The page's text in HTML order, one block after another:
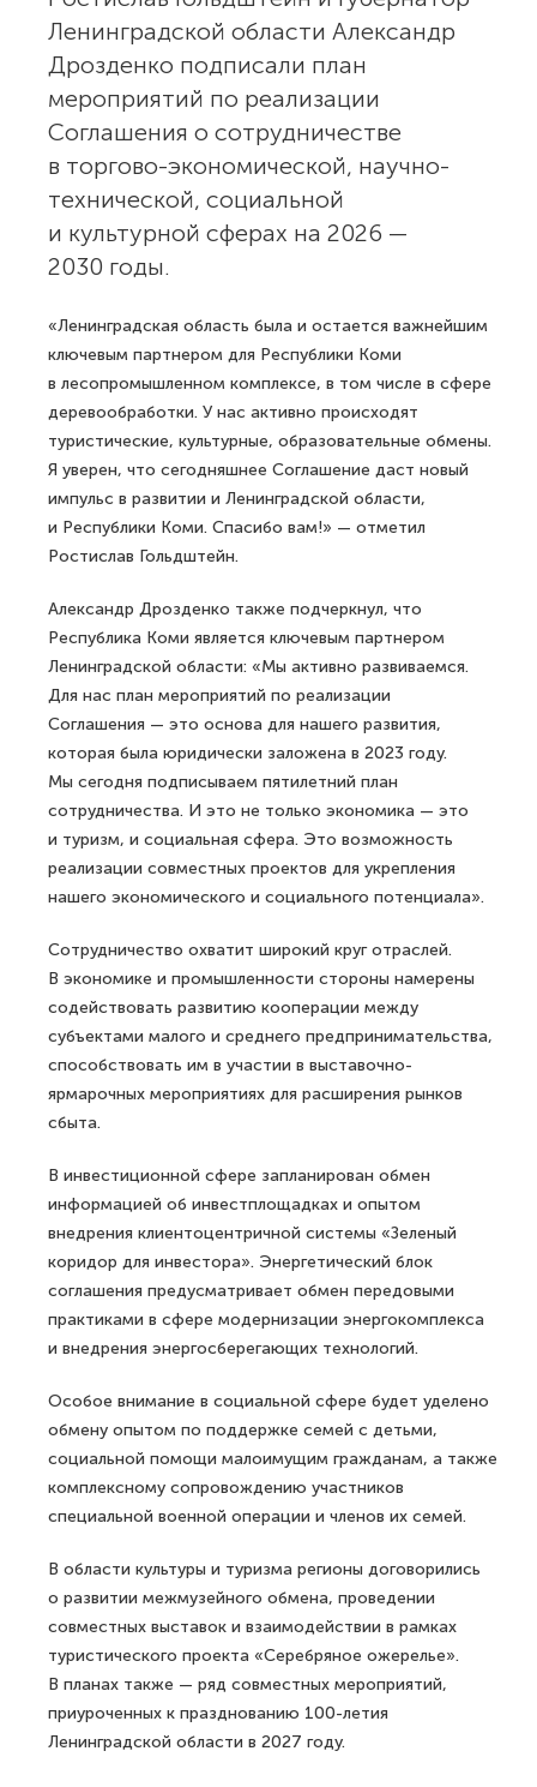
Ленинградской области Александр
Дрозденко подписали план
мероприятий по реализации
Соглашения о сотрудничестве
в торгово-экономической, научно-
технической, социальной
и культурной сферах на 2026 —
2030 годы.
«Ленинградская область была и остается важнейшим
ключевым партнером для Республики Коми
в лесопромышленном комплексе, в том числе в сфере
деревообработки. У нас активно происходят
туристические, культурные, образовательные обмены.
Я уверен, что сегодняшнее Соглашение даст новый
импульс в развитии и Ленинградской области,
и Республики Коми. Спасибо вам!» — отметил
Ростислав Гольдштейн.
Александр Дрозденко также подчеркнул, что
Республика Коми является ключевым партнером
Ленинградской области: «Мы активно развиваемся.
Для нас план мероприятий по реализации
Соглашения — это основа для нашего развития,
которая была юридически заложена в 2023 году.
Мы сегодня подписываем пятилетний план
сотрудничества. И это не только экономика — это
и туризм, и социальная сфера. Это возможность
реализации совместных проектов для укрепления
нашего экономического и социального потенциала».
Сотрудничество охватит широкий круг отраслей.
В экономике и промышленности стороны намерены
содействовать развитию кооперации между
субъектами малого и среднего предпринимательства,
способствовать им в участии в выставочно-
ярмарочных мероприятиях для расширения рынков
сбыта.
В инвестиционной сфере запланирован обмен
информацией об инвестплощадках и опытом
внедрения клиентоцентричной системы «Зеленый
коридор для инвестора». Энергетический блок
соглашения предусматривает обмен передовыми
практиками в сфере модернизации энергокомплекса
и внедрения энергосберегающих технологий.
Особое внимание в социальной сфере будет уделено
обмену опытом по поддержке семей с детьми,
социальной помощи малоимущим гражданам, а также
комплексному сопровождению участников
специальной военной операции и членов их семей.
В области культуры и туризма регионы договорились
о развитии межмузейного обмена, проведении
совместных выставок и взаимодействии в рамках
туристического проекта «Серебряное ожерелье».
В планах также — ряд совместных мероприятий,
приуроченных к празднованию 100-летия
Ленинградской области в 2027 году.